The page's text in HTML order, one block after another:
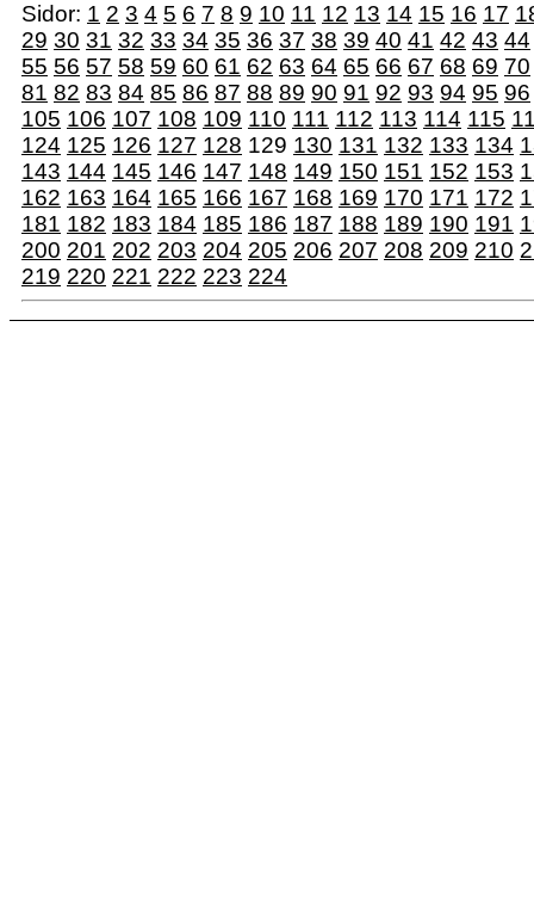
Sidor: 1 2 3 4 5 6 7 8 9 10 11 12 13 14 15 16 17
29 30 31 32 33 34 35 36 37 38 39 40 41 42 43 44
55 56 57 58 59 60 61 62 63 64 65 66 67 68 69 70
81 82 83 84 85 86 87 88 89 90 91 92 93 94 95 96
105 106 107 108 109 110 111 112 113 114 115
124 125 126 127 128 129 130 131 132 133 134
143 144 145 146 147 148 149 150 151 152 153
162 163 164 165 166 167 168 169 170 171 172
181 182 183 184 185 186 187 188 189 190 191
200 201 202 203 204 205 206 207 208 209 210
219 220 221 222 223 224